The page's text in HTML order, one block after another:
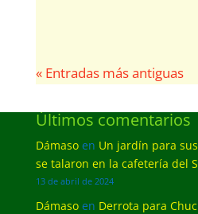
« Entradas más antiguas
Últimos comentarios
Dámasoen Un jardín para
se talaron en la cafetería del
13 de abril de 2024
Dámasoen Derrota para